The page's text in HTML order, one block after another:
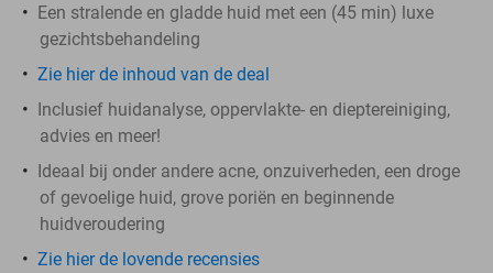
​Een stralende en gladde huid met een (45 min) luxe
gezichtsbehandeling
Zie hier de inhoud van de deal
Inclusief huidanalyse, oppervlakte- en dieptereiniging,
advies en meer!
Ideaal bij onder andere acne, onzuiverheden, een droge
of gevoelige huid, grove poriën en beginnende
huidveroudering
Zie hier de lovende recensies